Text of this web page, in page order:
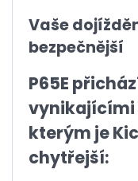
Vaše
bezpečnější
P65E
vynikajícími
kterým je
chytřejší: